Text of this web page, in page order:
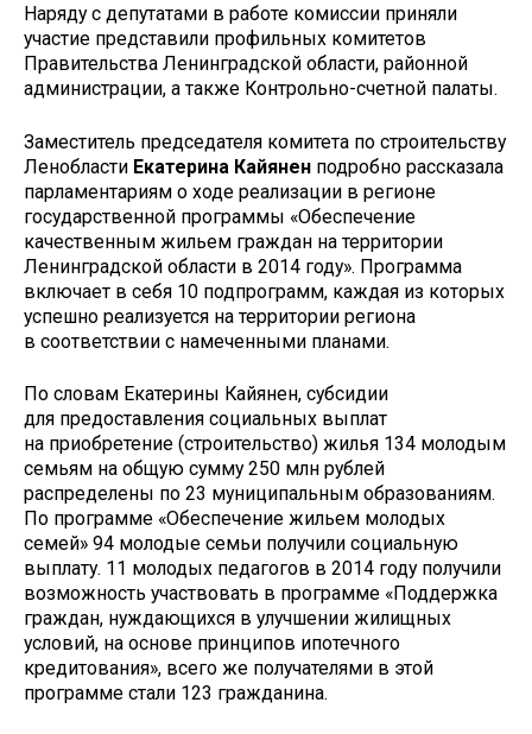
Наряду с депутатами в работе комиссии приняли
участие представили профильных комитетов
Правительства Ленинградской области, районной
администрации, а также Контрольно-счетной палаты.
Заместитель председателя комитета по строительству
Ленобласти Екатерина Кайянен подробно рассказала
парламентариям о ходе реализации в регионе
государственной программы «Обеспечение
качественным жильем граждан на территории
Ленинградской области в 2014 году». Программа
включает в себя 10 подпрограмм, каждая из которых
успешно реализуется на территории региона
в соответствии с намеченными планами.
По словам Екатерины Кайянен, субсидии
для предоставления социальных выплат
на приобретение (строительство) жилья 134 молодым
семьям на общую сумму 250 млн рублей
распределены по 23 муниципальным образованиям.
По программе «Обеспечение жильем молодых
семей» 94 молодые семьи получили социальную
выплату. 11 молодых педагогов в 2014 году получили
возможность участвовать в программе «Поддержка
граждан, нуждающихся в улучшении жилищных
условий, на основе принципов ипотечного
кредитования», всего же получателями в этой
программе стали 123 гражданина.